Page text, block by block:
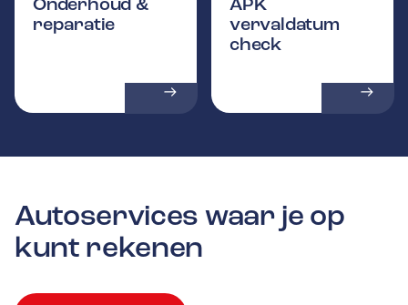
reparatie
vervaldatum
check
Autoservices waar je op
kunt rekenen